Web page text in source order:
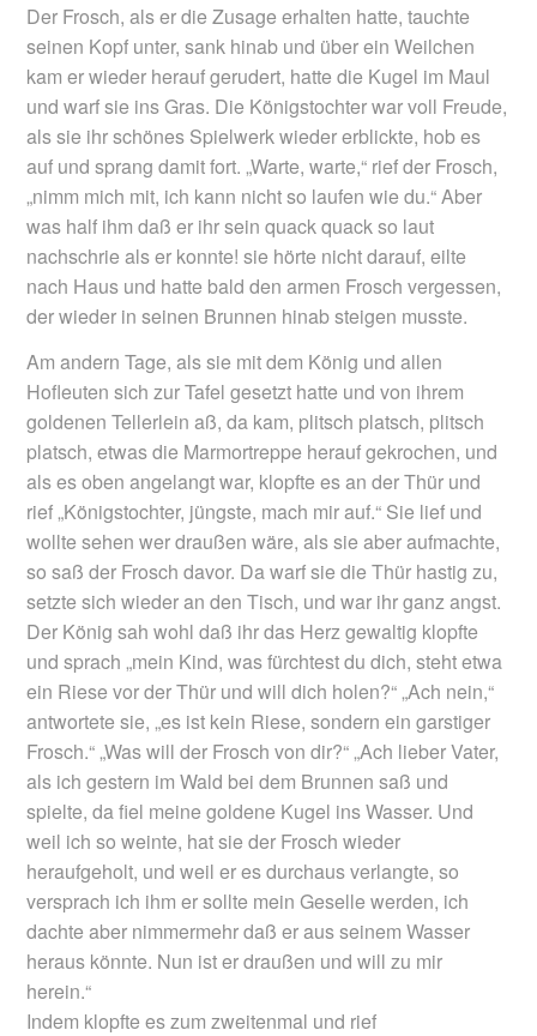
Der Frosch, als er die Zusage erhalten hatte, tauchte
seinen Kopf unter, sank hinab und über ein Weilchen
kam er wieder herauf gerudert, hatte die Kugel im Maul
und warf sie ins Gras. Die Königstochter war voll Freude,
als sie ihr schönes Spielwerk wieder erblickte, hob es
auf und sprang damit fort. „Warte, warte,“ rief der Frosch,
„nimm mich mit, ich kann nicht so laufen wie du.“ Aber
was half ihm daß er ihr sein quack quack so laut
nachschrie als er konnte! sie hörte nicht darauf, eilte
nach Haus und hatte bald den armen Frosch vergessen,
der wieder in seinen Brunnen hinab steigen musste.
Am andern Tage, als sie mit dem König und allen
Hofleuten sich zur Tafel gesetzt hatte und von ihrem
goldenen Tellerlein aß, da kam, plitsch platsch, plitsch
platsch, etwas die Marmortreppe herauf gekrochen, und
als es oben angelangt war, klopfte es an der Thür und
rief „Königstochter, jüngste, mach mir auf.“ Sie lief und
wollte sehen wer draußen wäre, als sie aber aufmachte,
so saß der Frosch davor. Da warf sie die Thür hastig zu,
setzte sich wieder an den Tisch, und war ihr ganz angst.
Der König sah wohl daß ihr das Herz gewaltig klopfte
und sprach „mein Kind, was fürchtest du dich, steht etwa
ein Riese vor der Thür und will dich holen?“ „Ach nein,“
antwortete sie, „es ist kein Riese, sondern ein garstiger
Frosch.“ „Was will der Frosch von dir?“ „Ach lieber Vater,
als ich gestern im Wald bei dem Brunnen saß und
spielte, da fiel meine goldene Kugel ins Wasser. Und
weil ich so weinte, hat sie der Frosch wieder
heraufgeholt, und weil er es durchaus verlangte, so
versprach ich ihm er sollte mein Geselle werden, ich
dachte aber nimmermehr daß er aus seinem Wasser
heraus könnte. Nun ist er draußen und will zu mir
herein.“
Indem klopfte es zum zweitenmal und rief